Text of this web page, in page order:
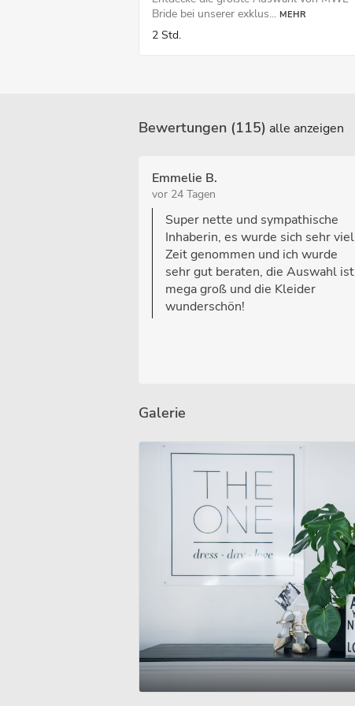
Bride bei unserer exklus... MEHR
2 Std.
Bewertungen (115) alle anzeigen
Emmelie B.
vor 24 Tagen
Super nette und sympathische
Inhaberin, es wurde sich sehr viel
Zeit genommen und ich wurde
sehr gut beraten, die Auswahl ist
mega groß und die Kleider
wunderschön!
Galerie